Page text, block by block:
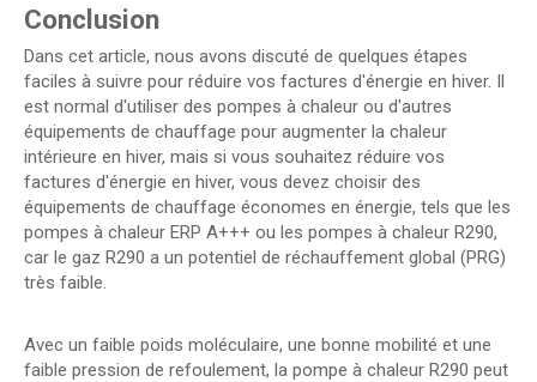
Conclusion
Dans cet article, nous avons discuté de quelques étapes
faciles à suivre pour réduire vos factures d'énergie en hiver. Il
est normal d'utiliser des pompes à chaleur ou d'autres
équipements de chauffage pour augmenter la chaleur
intérieure en hiver, mais si vous souhaitez réduire vos
factures d'énergie en hiver, vous devez choisir des
équipements de chauffage économes en énergie, tels que les
pompes à chaleur ERP A+++ ou les pompes à chaleur R290,
car le gaz R290 a un potentiel de réchauffement global (PRG)
très faible.
Avec un faible poids moléculaire, une bonne mobilité et une
faible pression de refoulement, la pompe à chaleur R290 peut